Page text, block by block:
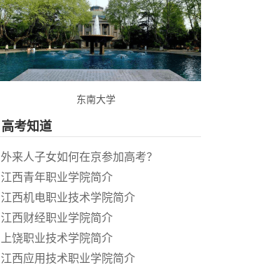
东南大学
高考知道
外来人子女如何在京参加高考？
江西青年职业学院简介
江西机电职业技术学院简介
江西财经职业学院简介
上饶职业技术学院简介
江西应用技术职业学院简介